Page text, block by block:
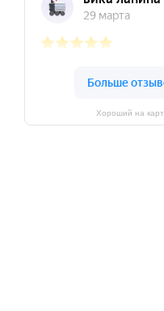
Хороший на